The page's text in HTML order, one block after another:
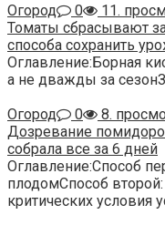
Огород
0
11.
Томаты сбрасывают
способа сохранить
Оглавление:Борная
а не дважды за
Огород
0
8.
Дозревание
собрала все за 6 дней
Оглавление:Способ
плодомСпособ
критических условия